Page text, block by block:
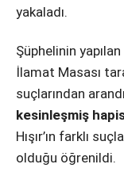
yakaladı.
Şüphelinin
İlamat Masası
suçlarından
kesinleşmiş
Hışır’ın farklı
olduğu öğrenildi.